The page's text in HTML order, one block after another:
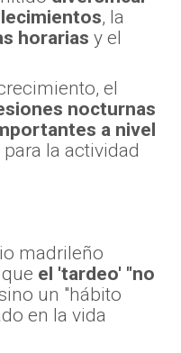
, la
horarias y el
el
nocturnas
a nivel
para la actividad
madrileño
el 'tardeo' "no
un "hábito
en la vida